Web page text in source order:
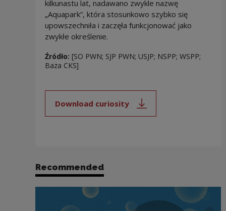
kilkunastu lat, nadawano zwykle nazwę
„Aquapark”, która stosunkowo szybko się
upowszechniła i zaczęła funkcjonować jako
zwykłe określenie.
Źródło: [SO PWN; SJP PWN; USJP; NSPP; WSPP;
Baza CKS]
Download curiosity
Note, the link will open in a new
Recommended